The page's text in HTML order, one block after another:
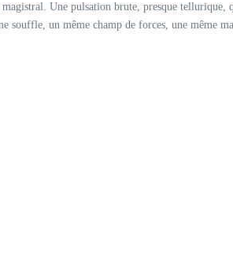
magistral. Une pulsation brute, presque
un même champ de forces, une même